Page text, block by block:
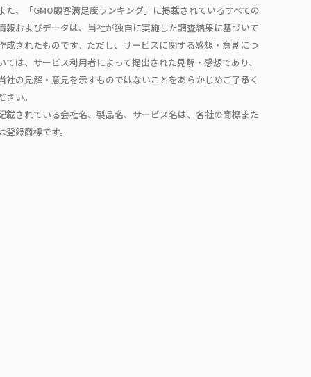
た、「GMO顧客満足度ランキング」に掲載されているすべての
報およびデータは、当社が独自に実施した調査結果に基づいて
成されたものです。ただし、サービスに関する感想・意見につ
ては、サービス利用者によって提出された見解・感想であり、
社の見解・意見を示すものではないことをあらかじめご了承く
さい。
載されている会社名、製品名、サービス名は、各社の商標また
登録商標です。